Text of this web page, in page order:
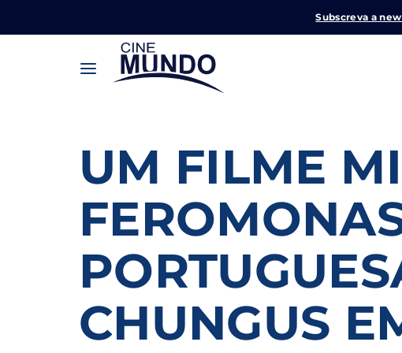
Subscreva a
UM FILME
CHUNGUS
Pressione Enter
Username or
Password